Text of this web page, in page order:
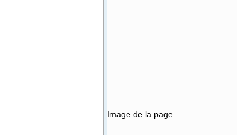
Image de la page